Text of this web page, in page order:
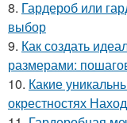
8. Гардероб или
выбор
9. Как создать
размерами:
10. Какие
окрестностях